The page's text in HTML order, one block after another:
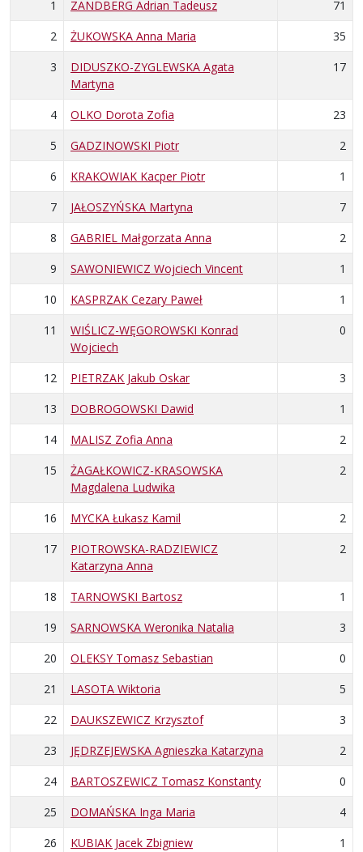
1 ZANDBERG Adrian Tadeusz
71
2
ŻUKOWSKA Anna Maria
35
3
DIDUSZKO-ZYGLEWSKA Agata
Martyna
17
4 OLKO Dorota Zofia
23
5
GADZINOWSKI Piotr
2
6
KRAKOWIAK Kacper Piotr
1
7
JAŁOSZYŃSKA Martyna
7
8
GABRIEL Małgorzata Anna
2
9
SAWONIEWICZ Wojciech Vincent
1
10
KASPRZAK Cezary Paweł
1
11
WIŚLICZ-WĘGOROWSKI Konrad
Wojciech
0
12 PIETRZAK Jakub Oskar
3
13
DOBROGOWSKI Dawid
1
14
MALISZ Zofia Anna
2
15
ŻAGAŁKOWICZ-KRASOWSKA
Magdalena Ludwika
2
16 MYCKA Łukasz Kamil
2
17
PIOTROWSKA-RADZIEWICZ
Katarzyna Anna
2
18 TARNOWSKI Bartosz
1
19
SARNOWSKA Weronika Natalia
3
20
OLEKSY Tomasz Sebastian
0
21
LASOTA Wiktoria
5
22
DAUKSZEWICZ Krzysztof
3
23
JĘDRZEJEWSKA Agnieszka Katarzyna
2
24
BARTOSZEWICZ Tomasz Konstanty
0
25
DOMAŃSKA Inga Maria
4
26
KUBIAK Jacek Zbigniew
1